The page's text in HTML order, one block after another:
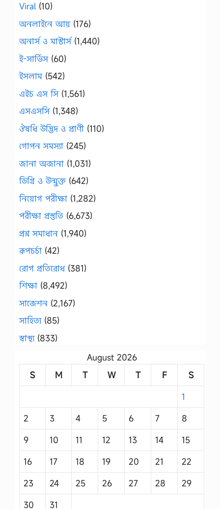
Viral (10)
অনলাইনে আয় (176)
অনার্স ও মাস্টার্স(1,440)
ই-সার্ভিস(60)
ইসলাম(542)
এইচ এস সি(1,561)
এসএসসি(1,348)
ঔষধি উদ্ভিদ ও প্রাণী (110)
গোপন সমস্যা (245)
জানা অজানা (1,031)
ডিগ্রি ও উন্মুক্ত (642)
নিয়োগ পরীক্ষা (1,282)
পরীক্ষা প্রস্তুতি (6,673)
প্রশ্ন সমাধান (1,940)
রূপচর্চা (42)
রোগ প্রতিরোধ(381)
শিক্ষা (8,492)
সাজেশন (2,167)
সাহিত্য(85)
স্বাস্থ্য(833)
August 2026
S
M T W T F
S
1
2
3 4 5 6 7
8
9
10 11 12 13 14
15
16
17 18 19 20 21
22
23
24 25 26 27 28
29
30
31